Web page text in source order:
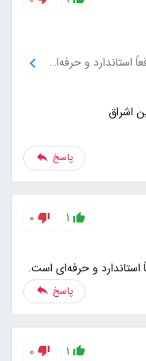
سایت از نظر طراحی و سهولت استفاده واقعاً استاندارد و حرفه‌ای است.
پاسخ
1
0
و حرفه‌ای است.
پاسخ
1
0